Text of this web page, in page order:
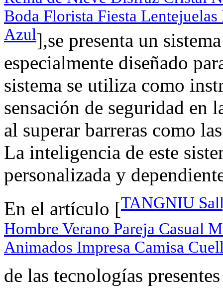
Boda Florista Fiesta
Azul],se presenta un
especialmente diseñado
sistema se utiliza como
sensación de seguridad en
al superar barreras como
La inteligencia de este
personalizada y
En el artículo [TANGNIU
Hombre Verano Pareja Casual
Animados Impresa Camisa
de las tecnologías